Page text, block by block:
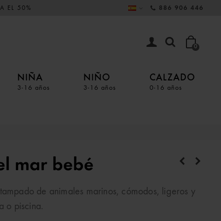
EL 50% 886 906 446
0
NIÑA
3-16 años
NIÑO
3-16 años
CALZADO
0-16 años
mar bebé
de animales marinos, cómodos, ligeros y
o piscina.